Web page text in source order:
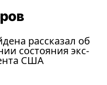
рассказал об
состояния экс-
США